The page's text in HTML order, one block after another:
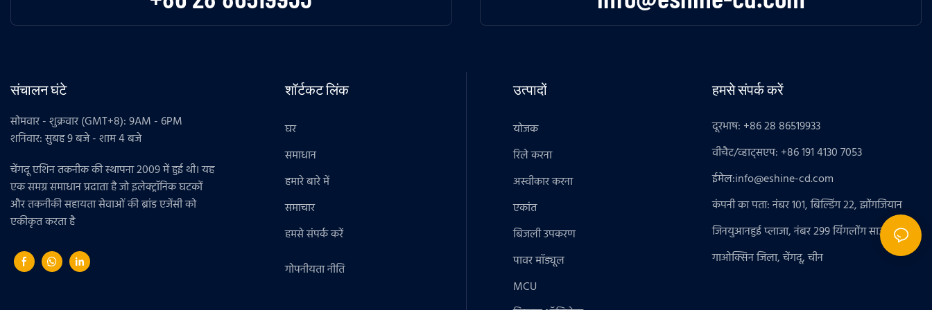
संचालन घंटे
सोमवार - शुक्रवार (GMT+8): 9AM - 6PM
शनिवार: सुबह 9 बजे - शाम 4 बजे
चेंगदू एशिन तकनीक की स्थापना 2009 में हुई थी। यह
एक समग्र समाधान प्रदाता है जो इलेक्ट्रॉनिक घटकों
और तकनीकी सहायता सेवाओं की ब्रांड एजेंसी को
एकीकृत करता है
शॉर्टकट लिंक
घर
समाधान
हमारे बारे में
समाचार
हमसे संपर्क करें
गोपनीयता नीति
उत्पादों
योजक
रिले करना
अस्वीकार करना
एकांत
बिजली उपकरण
पावर मॉड्यूल
MCU
हमसे संपर्क करें
दूरभाष: +86 28 86519933
वीचैट/व्हाट्सएप: +86 191 4130 7053
ईमेल:info@eshine-cd.com
कंपनी का पता: नंबर 101, बिल्डिंग 22, झोंगजियान
जिनयुआनहुई प्लाजा, नंबर 299 यिंगलोंग साउथ रोड 1,
गाओक्सिन जिला, चेंगदू, चीन